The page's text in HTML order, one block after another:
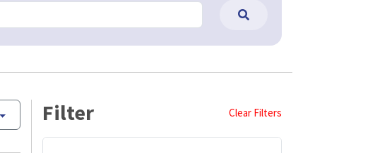
Filter Clear Filters